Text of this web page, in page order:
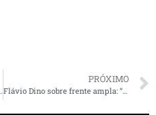
PRÓXIMO
Flávio Dino sobre frente ampla: “quem não está comigo está contra mim, Jesus Cristo ensinou”